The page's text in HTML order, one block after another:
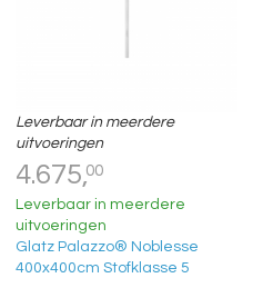
Leverbaar in meerdere
uitvoeringen
4.675,00
Leverbaar in meerdere
uitvoeringen
Glatz Palazzo® Noblesse
400x400cm Stofklasse 5